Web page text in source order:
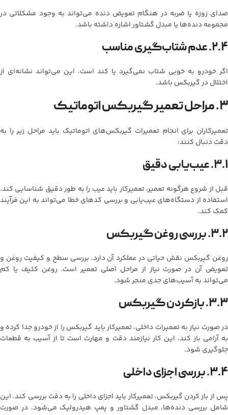
صدای زوزه یا ضربه در هنگام تعویض دنده می‌تواند به وجود مشکلاتی در
مجموعه دنده‌ها یا مبدل گشتاور اشاره داشته باشد.
۲.۴. عدم شتاب‌گیری مناسب
اگر خودرو به خوبی شتاب نمی‌گیرد یا کند است، این می‌تواند نشانه‌ای از
اختلال در گیربکس باشد.
۳. مراحل تعمیر گیربکس اتوماتیک
تعمیرکاران برای انجام تعمیرات گیربکس‌های اتوماتیک باید مراحل زیر را به
دقت دنبال کنند:
۳.۱. عیب‌یابی دقیق
قبل از شروع هرگونه تعمیر، تعمیرکار باید عیب را به طور دقیق شناسایی کند.
استفاده از دستگاه‌های عیب‌یابی و بررسی کدهای خطا می‌تواند به این فرآیند
کمک کند.
۳.۲. بررسی روغن گیربکس
روغن گیربکس نقش حیاتی در عملکرد آن دارد. بررسی سطح و کیفیت روغن و
تعویض آن در صورت نیاز از مراحل اصلی تعمیر است. روغن کثیف یا کم
می‌تواند به آسیب‌های جدی منجر شود.
۳.۳. بازکردن گیربکس
در صورت نیاز به تعمیرات داخلی، تعمیرکار باید گیربکس را از خودرو جدا کرده و
به آرامی باز کند. این کار نیازمند دقت و مهارت است تا از آسیب به قطعات
جلوگیری شود.
۳.۴. بررسی اجزای داخلی
پس از باز کردن گیربکس، تعمیرکار باید اجزای داخلی را به دقت بررسی کند. این
شامل بررسی دنده‌ها، مبدل گشتاور و پمپ هیدرولیک می‌شود. در صورت